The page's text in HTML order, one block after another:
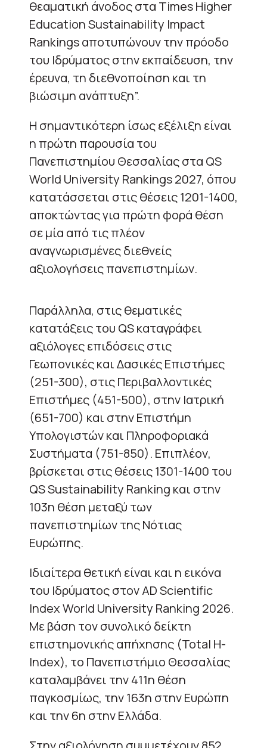
θεαματική άνοδος στα Times Higher
Education Sustainability Impact
Rankings αποτυπώνουν την πρόοδο
του Ιδρύματος στην εκπαίδευση, την
έρευνα, τη διεθνοποίηση και τη
βιώσιμη ανάπτυξη”.
Η σημαντικότερη ίσως εξέλιξη είναι
η πρώτη παρουσία του
Πανεπιστημίου Θεσσαλίας στα QS
World University Rankings 2027, όπου
κατατάσσεται στις θέσεις 1201-1400,
αποκτώντας για πρώτη φορά θέση
σε μία από τις πλέον
αναγνωρισμένες διεθνείς
αξιολογήσεις πανεπιστημίων.
Παράλληλα, στις θεματικές
κατατάξεις του QS καταγράφει
αξιόλογες επιδόσεις στις
Γεωπονικές και Δασικές Επιστήμες
(251-300), στις Περιβαλλοντικές
Επιστήμες (451-500), στην Ιατρική
(651-700) και στην Επιστήμη
Υπολογιστών και Πληροφοριακά
Συστήματα (751-850). Επιπλέον,
βρίσκεται στις θέσεις 1301-1400 του
QS Sustainability Ranking και στην
103η θέση μεταξύ των
πανεπιστημίων της Νότιας
Ευρώπης.
Ιδιαίτερα θετική είναι και η εικόνα
του Ιδρύματος στον AD Scientific
Index World University Ranking 2026.
Με βάση τον συνολικό δείκτη
επιστημονικής απήχησης (Total H-
Index), το Πανεπιστήμιο Θεσσαλίας
καταλαμβάνει την 411η θέση
παγκοσμίως, την 163η στην Ευρώπη
και την 6η στην Ελλάδα.